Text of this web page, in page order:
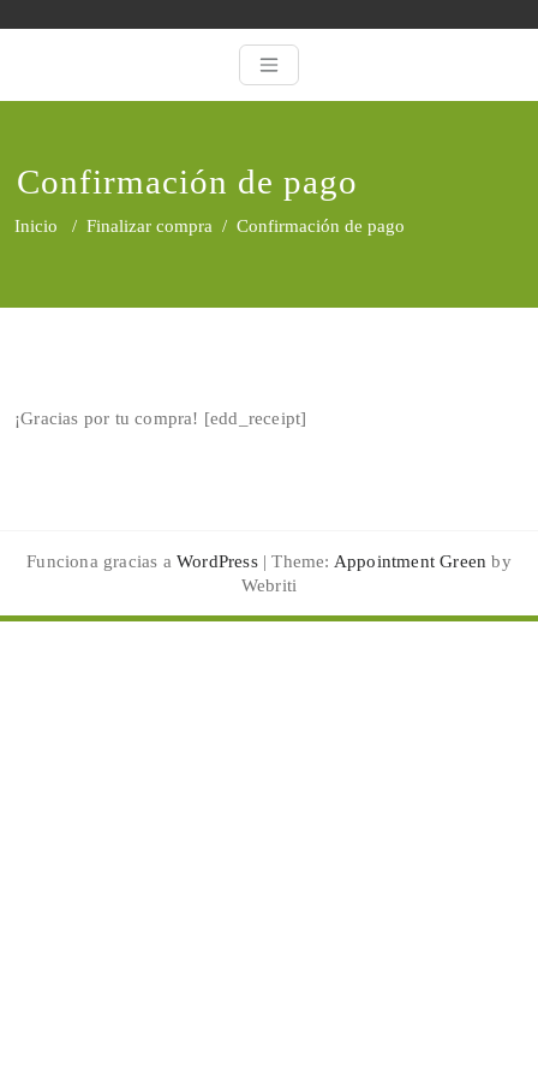
Confirmación de pago
Inicio / Finalizar compra / Confirmación de pago
¡Gracias por tu compra! [edd_receipt]
Funciona gracias a WordPress| Theme: Appointment Green by
Webriti